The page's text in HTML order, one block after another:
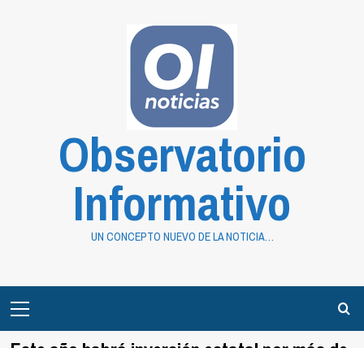
Observatorio
Informativo
UN CONCEPTO NUEVO DE LA NOTICIA…
Menu